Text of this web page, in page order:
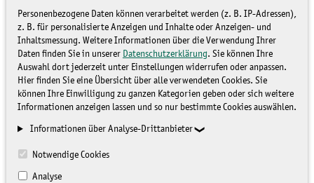
Personenbezogene Daten können verarbeitet werden (z. B. IP-Adressen),
z. B. für personalisierte Anzeigen und Inhalte oder Anzeigen- und
Inhaltsmessung. Weitere Informationen über die Verwendung Ihrer
Daten finden Sie in unserer Datenschutzerklärung. Sie können Ihre
Auswahl dort jederzeit unter Einstellungen widerrufen oder anpassen.
Hier finden Sie eine Übersicht über alle verwendeten Cookies. Sie
können Ihre Einwilligung zu ganzen Kategorien geben oder sich weitere
Informationen anzeigen lassen und so nur bestimmte Cookies auswählen.
Informationen über Analyse-Drittanbieter
Notwendige Cookies
Analyse
Das Birkhuhn muss seinen
Platz in der Lausitz
zurückbekommen